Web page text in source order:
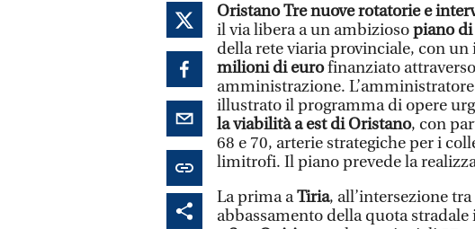
OristanoTre nuove rotatorie e
il via libera a un ambiziosopiano
della rete viaria provinciale, con
milioni di eurofinanziato
amministrazione.
illustrato il programma di opere
la viabilità a est di Oristano, con
68 e 70, arterie strategiche per i
limitrofi. Il piano prevede la
La prima aTiria, all’intersezione
abbassamento della quota